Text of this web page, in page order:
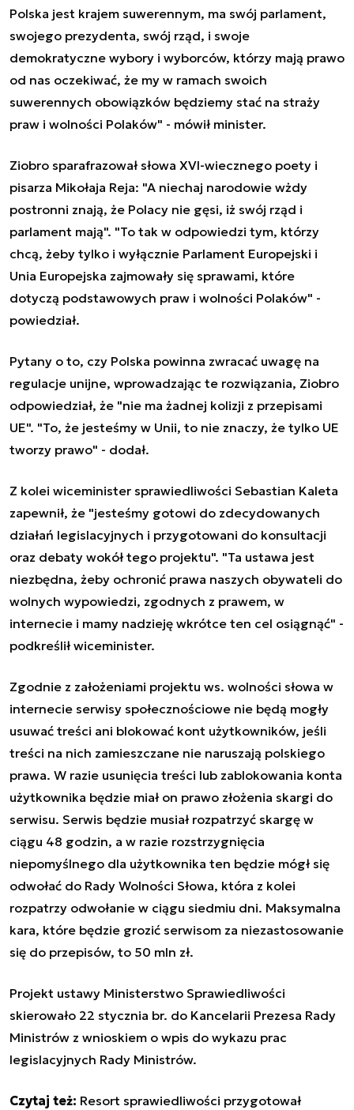
Polska jest krajem suwerennym, ma swój parlament,
swojego prezydenta, swój rząd, i swoje
demokratyczne wybory i wyborców, którzy mają prawo
od nas oczekiwać, że my w ramach swoich
suwerennych obowiązków będziemy stać na straży
praw i wolności Polaków" - mówił minister.
Ziobro sparafrazował słowa XVI-wiecznego poety i
pisarza Mikołaja Reja: "A niechaj narodowie wżdy
postronni znają, że Polacy nie gęsi, iż swój rząd i
parlament mają". "To tak w odpowiedzi tym, którzy
chcą, żeby tylko i wyłącznie Parlament Europejski i
Unia Europejska zajmowały się sprawami, które
dotyczą podstawowych praw i wolności Polaków" -
powiedział.
Pytany o to, czy Polska powinna zwracać uwagę na
regulacje unijne, wprowadzając te rozwiązania, Ziobro
odpowiedział, że "nie ma żadnej kolizji z przepisami
UE". "To, że jesteśmy w Unii, to nie znaczy, że tylko UE
tworzy prawo" - dodał.
Z kolei wiceminister sprawiedliwości Sebastian Kaleta
zapewnił, że "jesteśmy gotowi do zdecydowanych
działań legislacyjnych i przygotowani do konsultacji
oraz debaty wokół tego projektu". "Ta ustawa jest
niezbędna, żeby ochronić prawa naszych obywateli do
wolnych wypowiedzi, zgodnych z prawem, w
internecie i mamy nadzieję wkrótce ten cel osiągnąć" -
podkreślił wiceminister.
Zgodnie z założeniami projektu ws. wolności słowa w
internecie serwisy społecznościowe nie będą mogły
usuwać treści ani blokować kont użytkowników, jeśli
treści na nich zamieszczane nie naruszają polskiego
prawa. W razie usunięcia treści lub zablokowania konta
użytkownika będzie miał on prawo złożenia skargi do
serwisu. Serwis będzie musiał rozpatrzyć skargę w
ciągu 48 godzin, a w razie rozstrzygnięcia
niepomyślnego dla użytkownika ten będzie mógł się
odwołać do Rady Wolności Słowa, która z kolei
rozpatrzy odwołanie w ciągu siedmiu dni. Maksymalna
kara, które będzie grozić serwisom za niezastosowanie
się do przepisów, to 50 mln zł.
Projekt ustawy Ministerstwo Sprawiedliwości
skierowało 22 stycznia br. do Kancelarii Prezesa Rady
Ministrów z wnioskiem o wpis do wykazu prac
legislacyjnych Rady Ministrów.
Czytaj też: Resort sprawiedliwości przygotował